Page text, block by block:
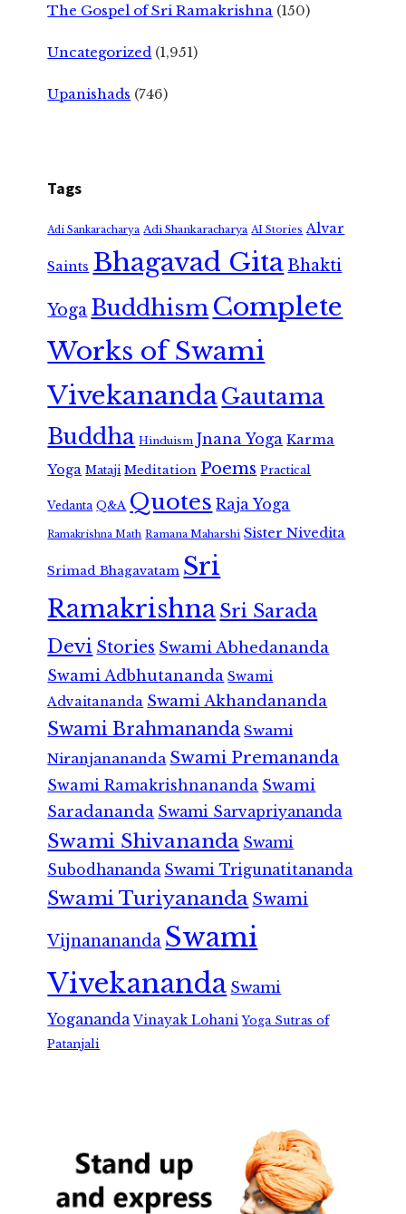
The Gospel of Sri Ramakrishna (150)
Uncategorized (1,951)
Upanishads (746)
Tags
Adi Sankaracharya Adi Shankaracharya AI Stories Alvar
Saints Bhagavad GitaBhakti
Yoga Buddhism Complete
Works of Swami
VivekanandaGautama
Buddha Hinduism Jnana Yoga Karma
Yoga Mataji Meditation Poems Practical
Vedanta Q&A Quotes Raja Yoga
Ramakrishna Math Ramana Maharshi Sister Nivedita
Srimad Bhagavatam Sri
RamakrishnaSri Sarada
Devi Stories Swami Abhedananda
Swami Adbhutananda Swami
Advaitananda Swami Akhandananda
Swami Brahmananda Swami
Niranjanananda Swami Premananda
Swami Ramakrishnananda Swami
Saradananda Swami Sarvapriyananda
Swami Shivananda Swami
Subodhananda Swami Trigunatitananda
Swami Turiyananda Swami
Vijnanananda Swami
Vivekananda Swami
Yogananda Vinayak Lohani Yoga Sutras of
Patanjali